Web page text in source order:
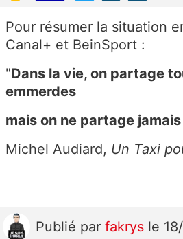
Pour résumer la situation
Canal+ et BeinSport :
"Dans la vie, on partage
emmerdes
mais on ne partage
Michel Audiard, Un Taxi
Publié par fakrys le